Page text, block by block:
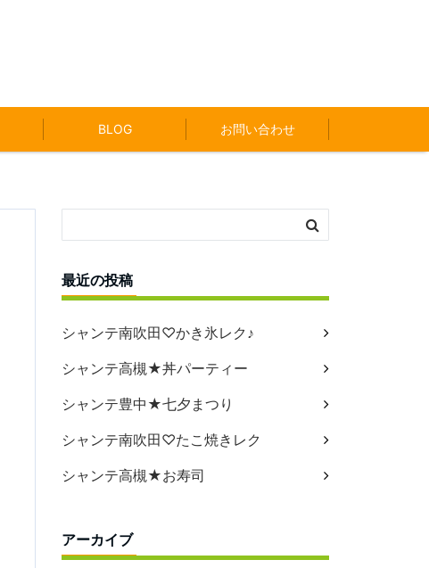
BLOG お問い合わせ
最近の投稿
シャンテ南吹田♡かき氷レク♪
シャンテ高槻★丼パーティー
シャンテ豊中★七夕まつり
シャンテ南吹田♡たこ焼きレク
シャンテ高槻★お寿司
アーカイブ